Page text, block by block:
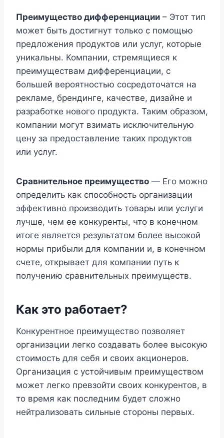
Преимущество дифференциации – Этот тип
может быть достигнут только с помощью
предложения продуктов или услуг, которые
уникальны. Компании, стремящиеся к
преимуществам дифференциации, с
большей вероятностью сосредоточатся на
рекламе, брендинге, качестве, дизайне и
разработке нового продукта. Таким образом,
компании могут взимать исключительную
цену за предоставление таких продуктов
или услуг.
Сравнительное преимущество — Его можно
определить как способность организации
эффективно производить товары или услуги
лучше, чем ее конкуренты, что в конечном
итоге является результатом более высокой
нормы прибыли для компании и, в конечном
счете, открывает для компании путь к
получению сравнительных преимуществ.
Как это работает?
Конкурентное преимущество позволяет
организации легко создавать более высокую
стоимость для себя и своих акционеров.
Организация с устойчивым преимуществом
может легко превзойти своих конкурентов, в
то время как последним будет сложно
нейтрализовать сильные стороны первых.